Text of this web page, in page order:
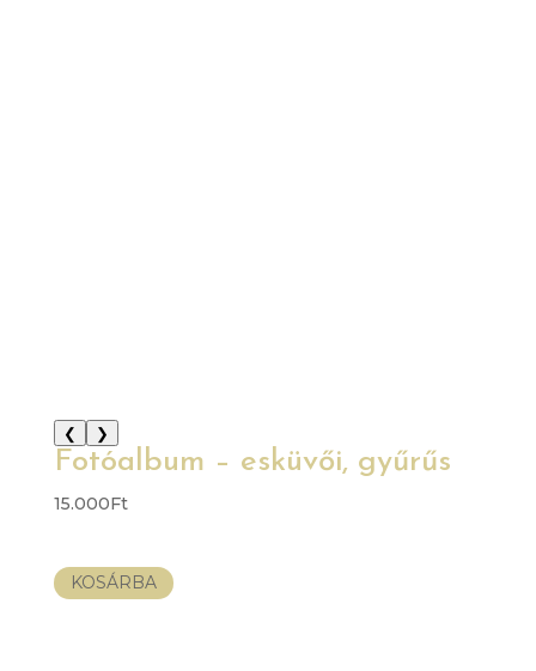
❮ ❯
Fotóalbum – esküvői, gyűrűs
15.000Ft
KOSÁRBA